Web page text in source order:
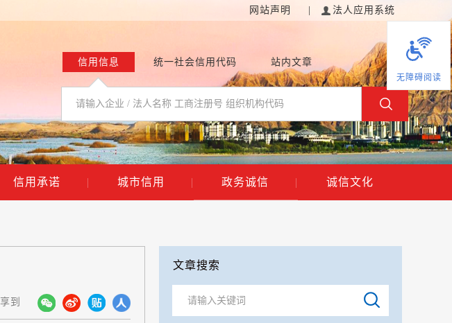
网站声明 法人应用系统
信用信息 统一社会信用代码 站内文章
无障碍阅读
信用承诺 | 城市信用 | 政务诚信 | 诚信文化
到
文章搜索